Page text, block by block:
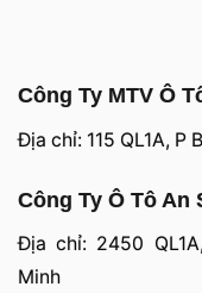
Công Ty MTV Ô
Địa chỉ: 115 QL1A, P
Công Ty Ô Tô An
Địa chỉ: 2450
Minh